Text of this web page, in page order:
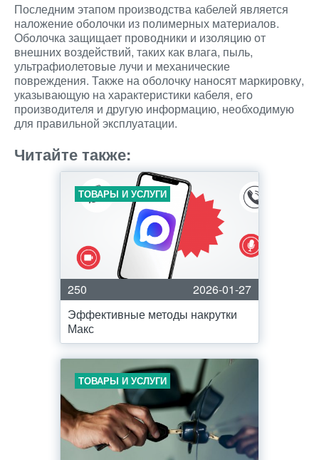
Последним этапом производства кабелей является
наложение оболочки из полимерных материалов.
Оболочка защищает проводники и изоляцию от
внешних воздействий, таких как влага, пыль,
ультрафиолетовые лучи и механические
повреждения. Также на оболочку наносят маркировку,
указывающую на характеристики кабеля, его
производителя и другую информацию, необходимую
для правильной эксплуатации.
Читайте также:
ТОВАРЫ И УСЛУГИ
250
2026-01-27
Эффективные методы накрутки
Макс
ТОВАРЫ И УСЛУГИ